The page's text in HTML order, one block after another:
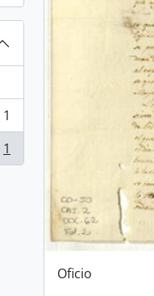
1
1
Oficio